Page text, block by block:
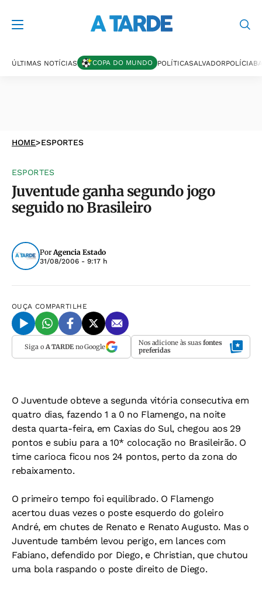
ÚLTIMAS NOTÍCIAS COPA DO MUNDO POLÍTICASALVADORPOLÍCIA
HOME>ESPORTES
ESPORTES
Juventude ganha segundo jogo
seguido no Brasileiro
PorAgencia Estado
31/08/2006 - 9:17 h
OUÇA COMPARTILHE
Siga o A TARDEno Google Nos adicione às suas fontes
preferidas
O Juventude obteve a segunda vitória consecutiva em
quatro dias, fazendo 1 a 0 no Flamengo, na noite
desta quarta-feira, em Caxias do Sul, chegou aos 29
pontos e subiu para a 10* colocação no Brasileirão. O
time carioca ficou nos 24 pontos, perto da zona do
rebaixamento.
O primeiro tempo foi equilibrado. O Flamengo
acertou duas vezes o poste esquerdo do goleiro
André, em chutes de Renato e Renato Augusto. Mas o
Juventude também levou perigo, em lances com
Fabiano, defendido por Diego, e Christian, que chutou
uma bola raspando o poste direito de Diego.